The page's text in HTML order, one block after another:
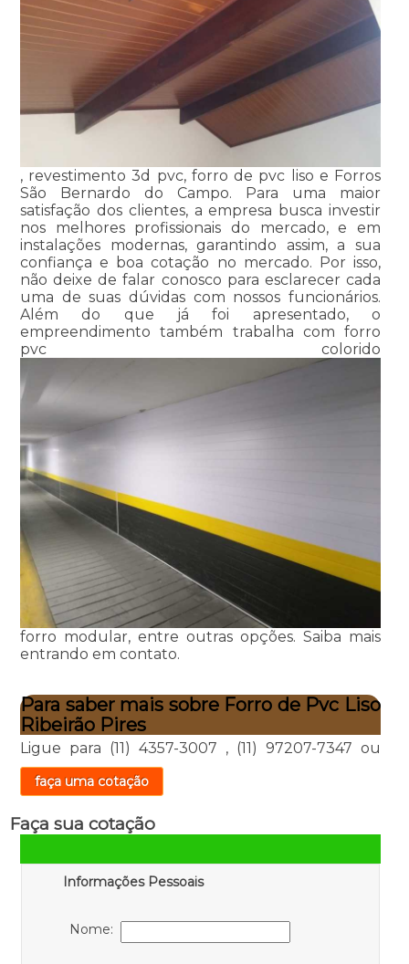
, revestimento 3d pvc, forro de pvc liso e Forros
São Bernardo do Campo. Para uma maior
satisfação dos clientes, a empresa busca investir
nos melhores profissionais do mercado, e em
instalações modernas, garantindo assim, a sua
confiança e boa cotação no mercado. Por isso,
não deixe de falar conosco para esclarecer cada
uma de suas dúvidas com nossos funcionários.
Além do que já foi apresentado, o
empreendimento também trabalha com forro
pvc colorido
forro modular, entre outras opções. Saiba mais
entrando em contato.
Para saber mais sobre Forro de Pvc Liso
Ribeirão Pires
Ligue para (11) 4357-3007 , (11) 97207-7347 ou
faça uma cotação
Faça sua cotação
Informações Pessoais
Nome: